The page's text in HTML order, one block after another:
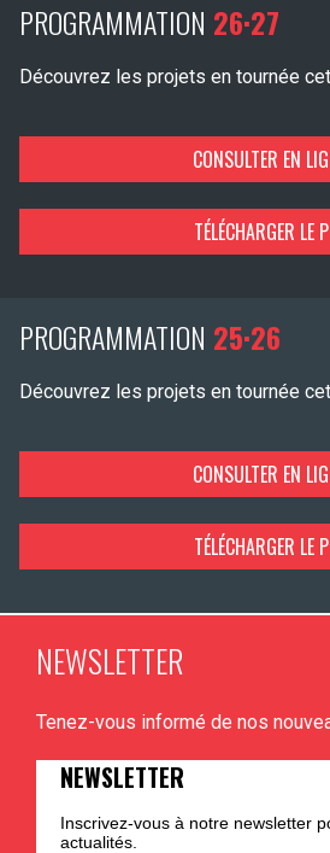
PROGRAMMATION 26·27
Découvrez les projets en tournée
CONSULTER EN
TÉLÉCHARGER LE
PROGRAMMATION 25·26
Découvrez les projets en tournée
CONSULTER EN
TÉLÉCHARGER LE
NEWSLETTER
Tenez-vous informé de nos
NEWSLETTER
Inscrivez-vous à notre newsletter
actualités.